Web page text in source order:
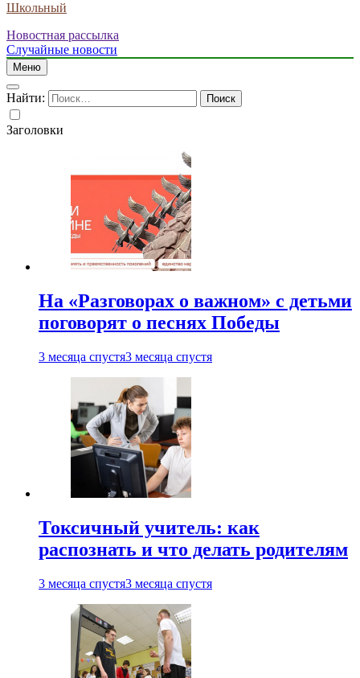
Школьный
Новостная рассылка
Случайные новости
Меню
Найти:
Заголовки
На «Разговорах о важном» с детьми
поговорят о песнях Победы
3 месяца спустя3 месяца спустя
Токсичный учитель: как
распознать и что делать родителям
3 месяца спустя3 месяца спустя